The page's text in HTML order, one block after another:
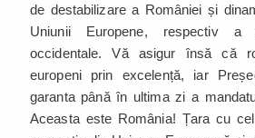
de destabilizare a României și
Uniunii Europene, respectiv a
occidentale. Vă asigur însă că
europeni prin excelență, iar
garanta până în ultima zi a
Aceasta este România! Țara cu